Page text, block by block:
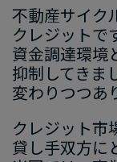
不動産サイク
クレジットで
資金調達環境
抑制してきま
変わりつつあ
クレジット市
貸し手双方に​